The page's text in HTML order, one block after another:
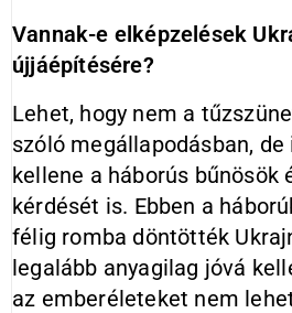
Vannak-e elképzelések
újjáépítésére?
Lehet, hogy nem a
szóló megállapodásban,
kellene a háborús bűnösök
kérdését is. Ebben a
félig romba döntötték
legalább anyagilag jóvá
az emberéleteket nem